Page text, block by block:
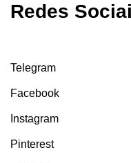
Redes
Telegram
Facebook
Instagram
Pinterest